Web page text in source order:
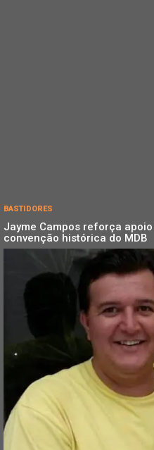
BASTIDORES
Jayme Campos reforça
convenção histórica do MDB